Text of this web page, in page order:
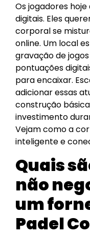
Os jogadores
digitais. Eles
corporal se
online. Um local
gravação de
pontuações
para encaixar.
adicionar essas
construção
investimento
Vejam como a
inteligente e
Quais
não
um
Padel